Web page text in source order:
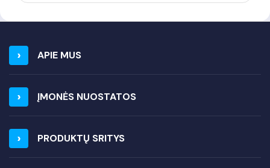
APIE MUS
ĮMONĖS NUOSTATOS
PRODUKTŲ SRITYS